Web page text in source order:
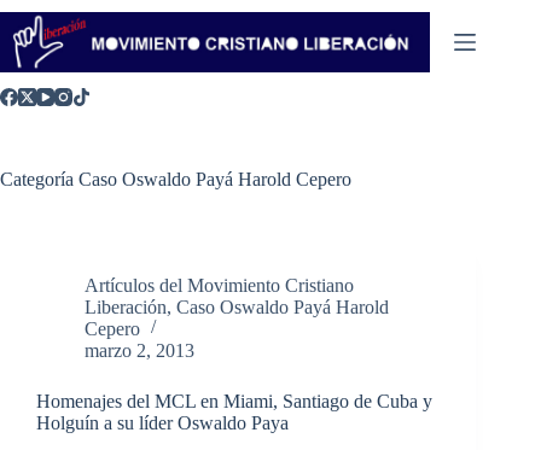
Saltar
contenido
Categoría Caso Oswaldo Payá Harold Cepero
Artículos del Movimiento Cristiano
Liberación, Caso Oswaldo Payá Harold
Cepero
marzo 2, 2013
Homenajes del MCL en Miami, Santiago de Cuba y
Holguín a su líder Oswaldo Paya